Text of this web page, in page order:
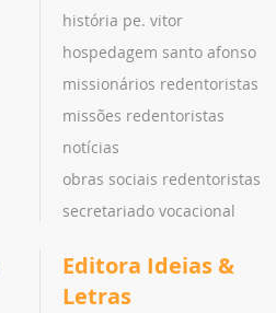
história pe. vitor
hospedagem santo afonso
missionários redentoristas
missões redentoristas
notícias
obras sociais redentoristas
secretariado vocacional
Editora Ideias &
Letras